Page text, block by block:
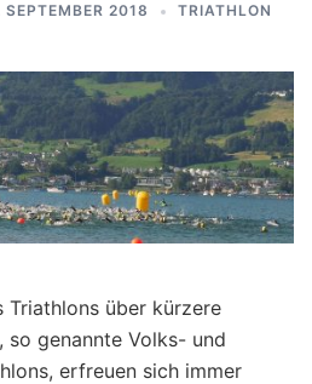
SEPTEMBER 2018 TRIATHLON
Triathlons über kürzere
so genannte Volks- und
erfreuen sich immer